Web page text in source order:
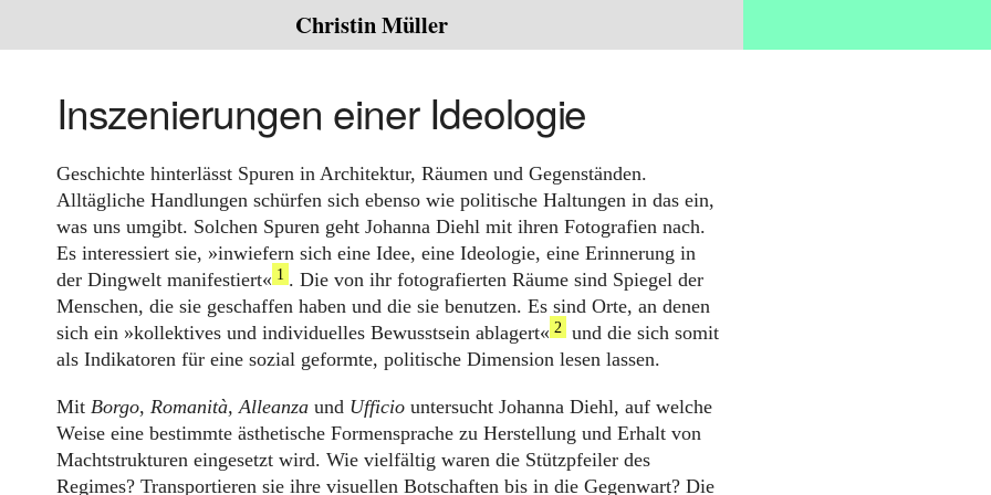
Christin Müller
Inszenierungen einer Ideologie
Geschichte hinterlässt Spuren in Architektur, Räumen und Gegenständen.
Alltägliche Handlungen schürfen sich ebenso wie politische Haltungen in das ein,
was uns umgibt. Solchen Spuren geht Johanna Diehl mit ihren Fotografien nach.
Es interessiert sie, »inwiefern sich eine Idee, eine Ideologie, eine Erinnerung in
der Dingwelt manifestiert« 1 . Die von ihr fotografierten Räume sind Spiegel der
Menschen, die sie geschaffen haben und die sie benutzen. Es sind Orte, an denen
sich ein »kollektives und individuelles Bewusstsein ablagert« 2
und die sich somit
als Indikatoren für eine sozial geformte, politische Dimension lesen lassen.
Mit Borgo, Romanità, Alleanza und Ufficio untersucht Johanna Diehl, auf welche
Weise eine bestimmte ästhetische Formensprache zu Herstellung und Erhalt von
Machtstrukturen eingesetzt wird. Wie vielfältig waren die Stützpfeiler des
Regimes? Transportieren sie ihre visuellen Botschaften bis in die Gegenwart? Die